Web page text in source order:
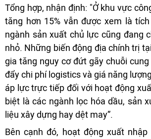
Tổng hợp, nhận định: "Ở khu vực
tăng hơn 15% vẫn được xem là
ngành sản xuất chủ lực cũng đang
nhỏ. Những biến động địa chính trị
gia tăng nguy cơ đứt gãy chuỗi
đẩy chi phí logistics và giá năng
áp lực trực tiếp đối với hoạt động
biệt là các ngành lọc hóa dầu, sản
liệu xây dựng hay dệt may”.
Bên cạnh đó, hoạt động xuất nhập